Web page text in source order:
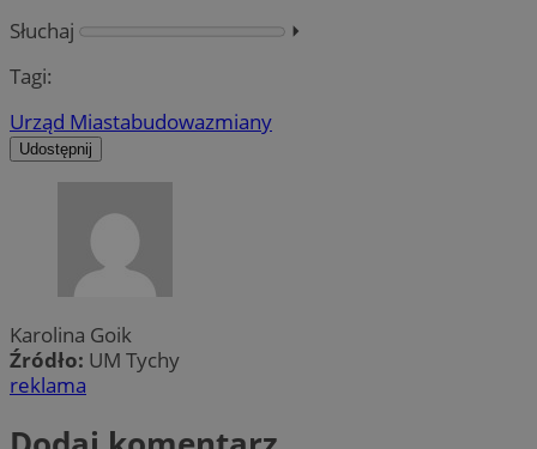
Słuchaj
⏵︎
Tagi:
Urząd Miastabudowazmiany
Udostępnij
Karolina Goik
Źródło: UM Tychy
reklama